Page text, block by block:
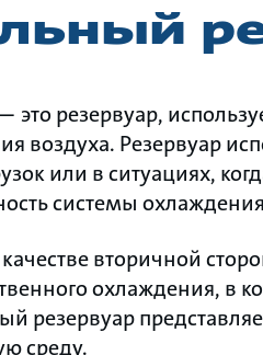
это резервуар,
воздуха. Резервуар
или в ситуациях,
системы
вторичной
охлаждения, в
резервуар
среду.